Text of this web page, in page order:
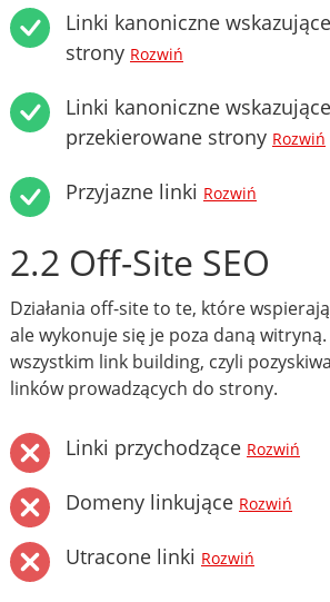
Linki kanoniczne
strony Rozwiń
Linki kanoniczne
przekierowane strony Rozwiń
Przyjazne linki Rozwiń
2.2 Off-Site SEO
Działania off-site to te, które
ale wykonuje się je poza daną
wszystkim link building, czyli
linków prowadzących do strony.
Linki przychodzące Rozwiń
Domeny linkujące Rozwiń
Utracone linki Rozwiń